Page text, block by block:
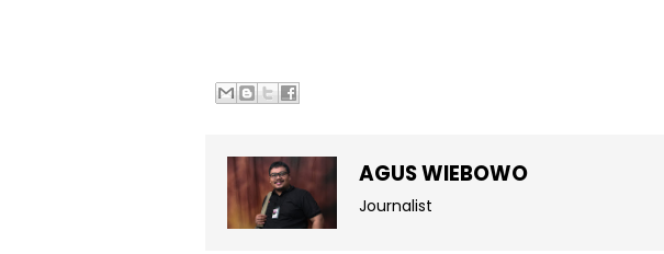
AGUS WIEBOWO
Journalist